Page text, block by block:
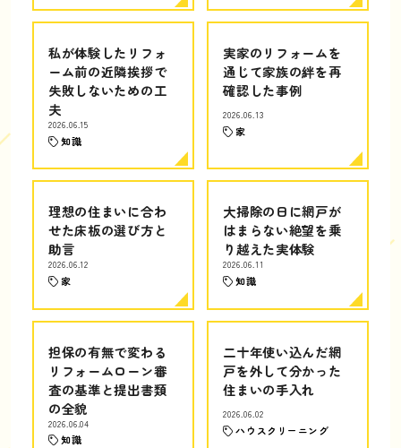
私が体験したリフォ
ーム前の近隣挨拶で
失敗しないための工
夫
2026.06.15
知識
実家のリフォームを
通じて家族の絆を再
確認した事例
2026.06.13
家
理想の住まいに合わ
せた床板の選び方と
助言
2026.06.12
家
大掃除の日に網戸が
はまらない絶望を乗
り越えた実体験
2026.06.11
知識
担保の有無で変わる
リフォームローン審
査の基準と提出書類
の全貌
2026.06.04
知識
二十年使い込んだ網
戸を外して分かった
住まいの手入れ
2026.06.02
ハウスクリーニング